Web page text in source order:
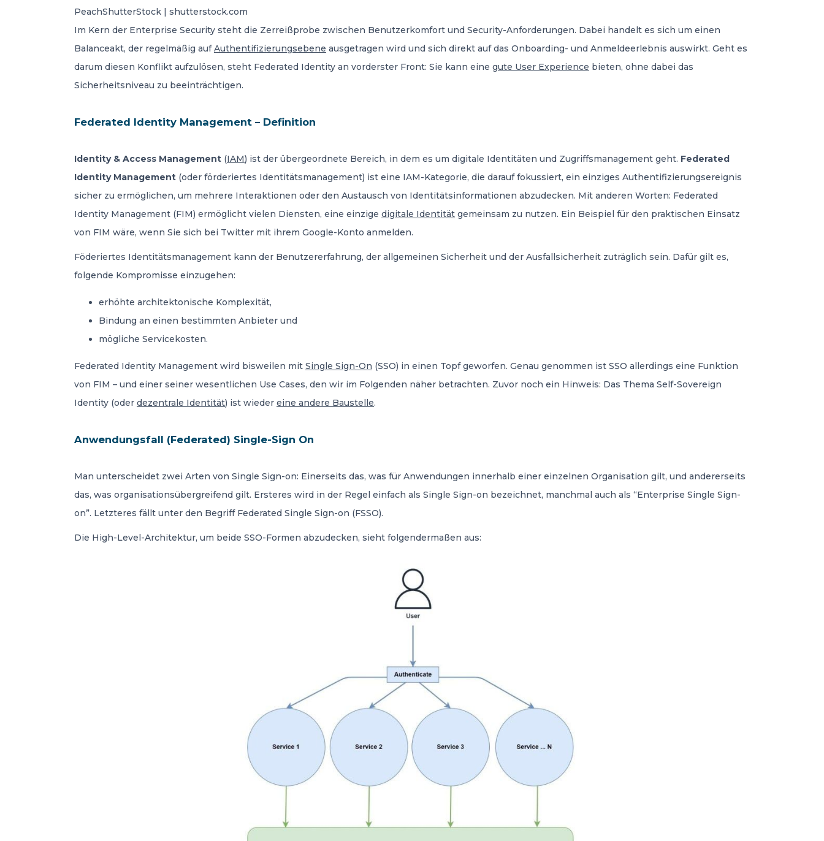
PeachShutterStock | shutterstock.com
Im Kern der Enterprise Security steht die Zerreißprobe zwischen Benutzerkomfort und Security-Anforderungen. Dabei handelt es sich um einen
Balanceakt, der regelmäßig aufAuthentifizierungsebene ausgetragen wird und sich direkt auf das Onboarding- und Anmeldeerlebnis auswirkt. Geht es
darum diesen Konflikt aufzulösen, steht Federated Identity an vorderster Front: Sie kann eine gute User Experience bieten, ohne dabei das
Sicherheitsniveau zu beeinträchtigen.
Federated Identity Management – Definition
Identity & Access Management (IAM) ist der übergeordnete Bereich, in dem es um digitale Identitäten und Zugriffsmanagement geht. Federated
Identity Management (oder förderiertes Identitätsmanagement) ist eine IAM-Kategorie, die darauf fokussiert, ein einziges Authentifizierungsereignis
sicher zu ermöglichen, um mehrere Interaktionen oder den Austausch von Identitätsinformationen abzudecken. Mit anderen Worten: Federated
Identity Management (FIM) ermöglicht vielen Diensten, eine einzige digitale Identität gemeinsam zu nutzen. Ein Beispiel für den praktischen Einsatz
von FIM wäre, wenn Sie sich bei Twitter mit ihrem Google-Konto anmelden.
Föderiertes Identitätsmanagement kann der Benutzererfahrung, der allgemeinen Sicherheit und der Ausfallsicherheit zuträglich sein. Dafür gilt es,
folgende Kompromisse einzugehen:
erhöhte architektonische Komplexität,
Bindung an einen bestimmten Anbieter und
mögliche Servicekosten.
Federated Identity Management wird bisweilen mit Single Sign-On (SSO) in einen Topf geworfen. Genau genommen ist SSO allerdings eine Funktion
von FIM – und einer seiner wesentlichen Use Cases, den wir im Folgenden näher betrachten. Zuvor noch ein Hinweis: Das Thema Self-Sovereign
Identity (oder dezentrale Identität) ist wieder eine andere Baustelle.
Anwendungsfall (Federated) Single-Sign On
Man unterscheidet zwei Arten von Single Sign-on: Einerseits das, was für Anwendungen innerhalb einer einzelnen Organisation gilt, und andererseits
das, was organisationsübergreifend gilt. Ersteres wird in der Regel einfach als Single Sign-on bezeichnet, manchmal auch als “Enterprise Single Sign-
on”. Letzteres fällt unter den Begriff Federated Single Sign-on (FSSO).
Die High-Level-Architektur, um beide SSO-Formen abzudecken, sieht folgendermaßen aus: